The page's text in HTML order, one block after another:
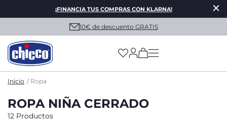
¡FINANCIA TUS COMPRAS CON KLARNA!
10€ de descuento GRATIS
(has more options
Inicio Ropa
ROPA NIÑA CERRADO
12 Productos